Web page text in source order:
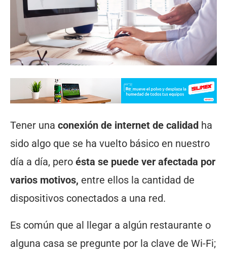
Tener una conexión de internet de calidad ha
sido algo que se ha vuelto básico en nuestro
día a día, pero ésta se puede ver afectada por
varios motivos, entre ellos la cantidad de
dispositivos conectados a una red.
Es común que al llegar a algún restaurante o
alguna casa se pregunte por la clave de Wi-Fi;